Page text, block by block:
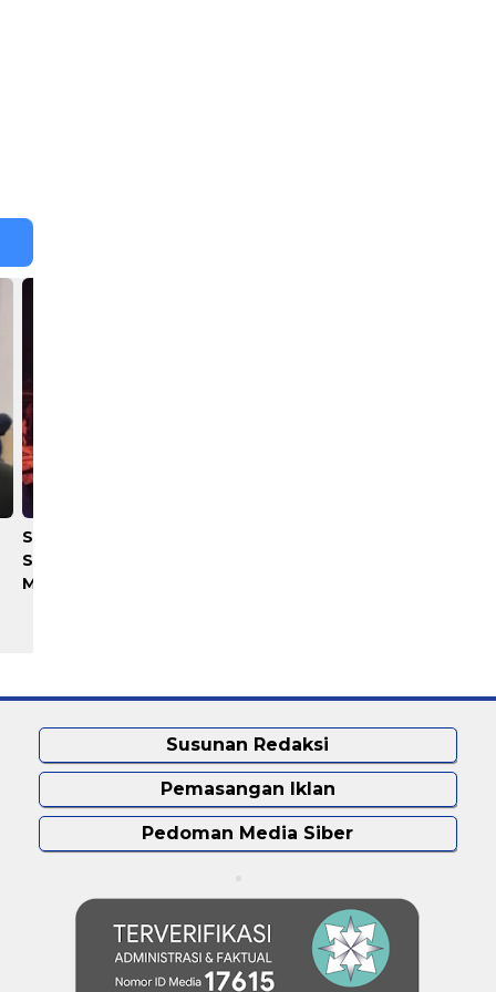
​Satpam Diduga Hajar Maling
Sawit Hingga Tewas, Warga
Marah Bakar Gedung Kebun
Susunan Redaksi
Pemasangan Iklan
Pedoman Media Siber